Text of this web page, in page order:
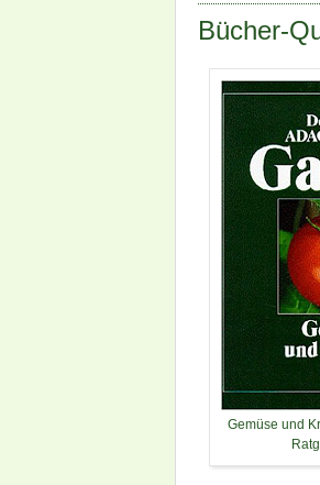
Bücher-
Gemüse und